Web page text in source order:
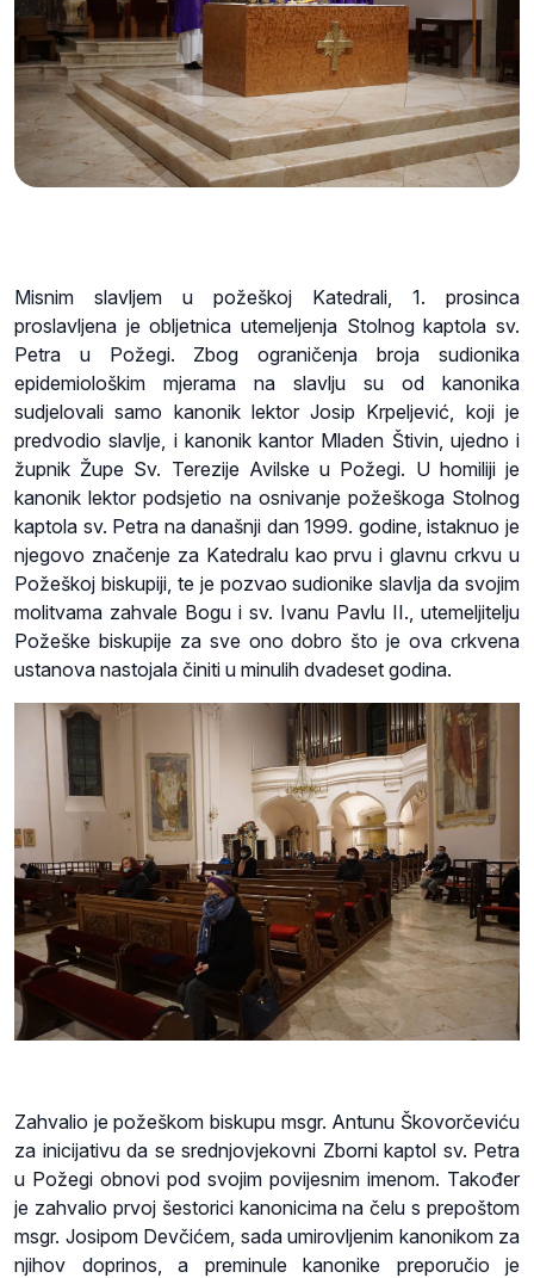
Misnim slavljem u požeškoj Katedrali, 1. prosinca
proslavljena je obljetnica utemeljenja Stolnog kaptola sv.
Petra u Požegi. Zbog ograničenja broja sudionika
epidemiološkim mjerama na slavlju su od kanonika
sudjelovali samo kanonik lektor Josip Krpeljević, koji je
predvodio slavlje, i kanonik kantor Mladen Štivin, ujedno i
župnik Župe Sv. Terezije Avilske u Požegi. U homiliji je
kanonik lektor podsjetio na osnivanje požeškoga Stolnog
kaptola sv. Petra na današnji dan 1999. godine, istaknuo je
njegovo značenje za Katedralu kao prvu i glavnu crkvu u
Požeškoj biskupiji, te je pozvao sudionike slavlja da svojim
molitvama zahvale Bogu i sv. Ivanu Pavlu II., utemeljitelju
Požeške biskupije za sve ono dobro što je ova crkvena
ustanova nastojala činiti u minulih dvadeset godina.
Zahvalio je požeškom biskupu msgr. Antunu Škovorčeviću
za inicijativu da se srednjovjekovni Zborni kaptol sv. Petra
u Požegi obnovi pod svojim povijesnim imenom. Također
je zahvalio prvoj šestorici kanonicima na čelu s prepoštom
msgr. Josipom Devčićem, sada umirovljenim kanonikom za
njihov doprinos, a preminule kanonike preporučio je